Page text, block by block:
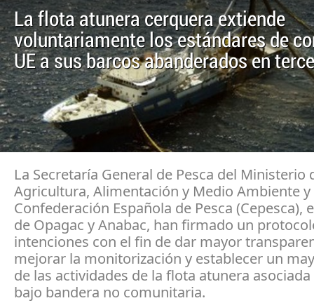
La flota atunera cerquera extiende
voluntariamente los estándares de
UE a sus barcos abanderados en
La Secretaría General de Pesca del Ministerio
Agricultura, Alimentación y Medio Ambiente y
Confederación Española de Pesca (Cepesca),
de Opagac y Anabac, han firmado un
intenciones con el fin de dar mayor
mejorar la monitorización y establecer un
de las actividades de la flota atunera asociada
bajo bandera no comunitaria.